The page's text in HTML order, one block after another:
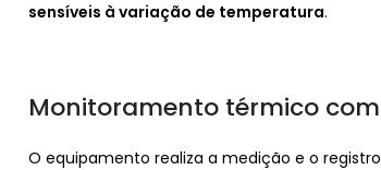
sensíveis à variação de temperatura.
Monitoramento térmico
O equipamento realiza a medição e o